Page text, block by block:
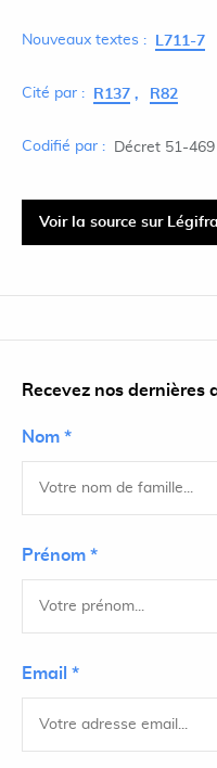
Nouveaux textes : L711-7
Cité par : R137 R82
Codifié par : Décret 51-
Voir la source sur
Recevez nos dernières
Nom *
Prénom *
Email *